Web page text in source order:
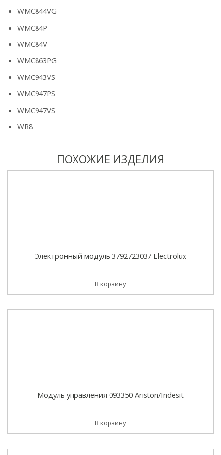
WMC844VG
WMC84P
WMC84V
WMC863PG
WMC943VS
WMC947PS
WMC947VS
WR8
ПОХОЖИЕ ИЗДЕЛИЯ
Электронный модуль 3792723037 Electrolux
В корзину
Модуль управления 093350 Ariston/Indesit
В корзину